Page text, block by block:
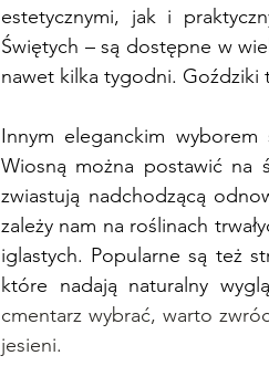
estetycznymi, jak i
Świętych – są dostępne w
nawet kilka tygodni. Goździki
Innym eleganckim
Wiosną można postawić na
zwiastują nadchodzącą
zależy nam na roślinach
iglastych. Popularne są też
które nadają naturalny
cmentarz wybrać, warto
jesieni.